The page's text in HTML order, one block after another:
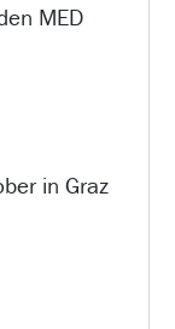
MED
in Graz